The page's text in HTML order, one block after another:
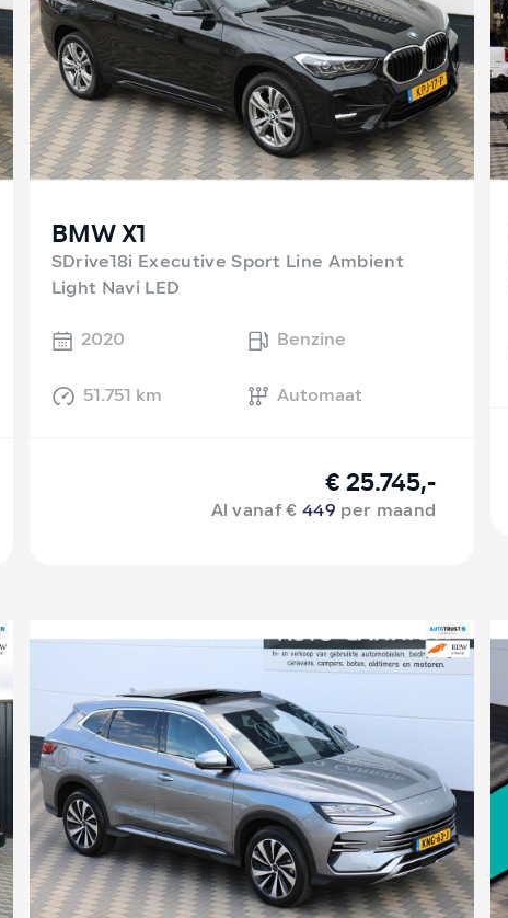
BMW X1
SDrive18i Executive Sport Line Ambient
Light Navi LED
2020
Benzine
51.751 km Automaat
€ 25.745,-
Al vanaf €449 per maand